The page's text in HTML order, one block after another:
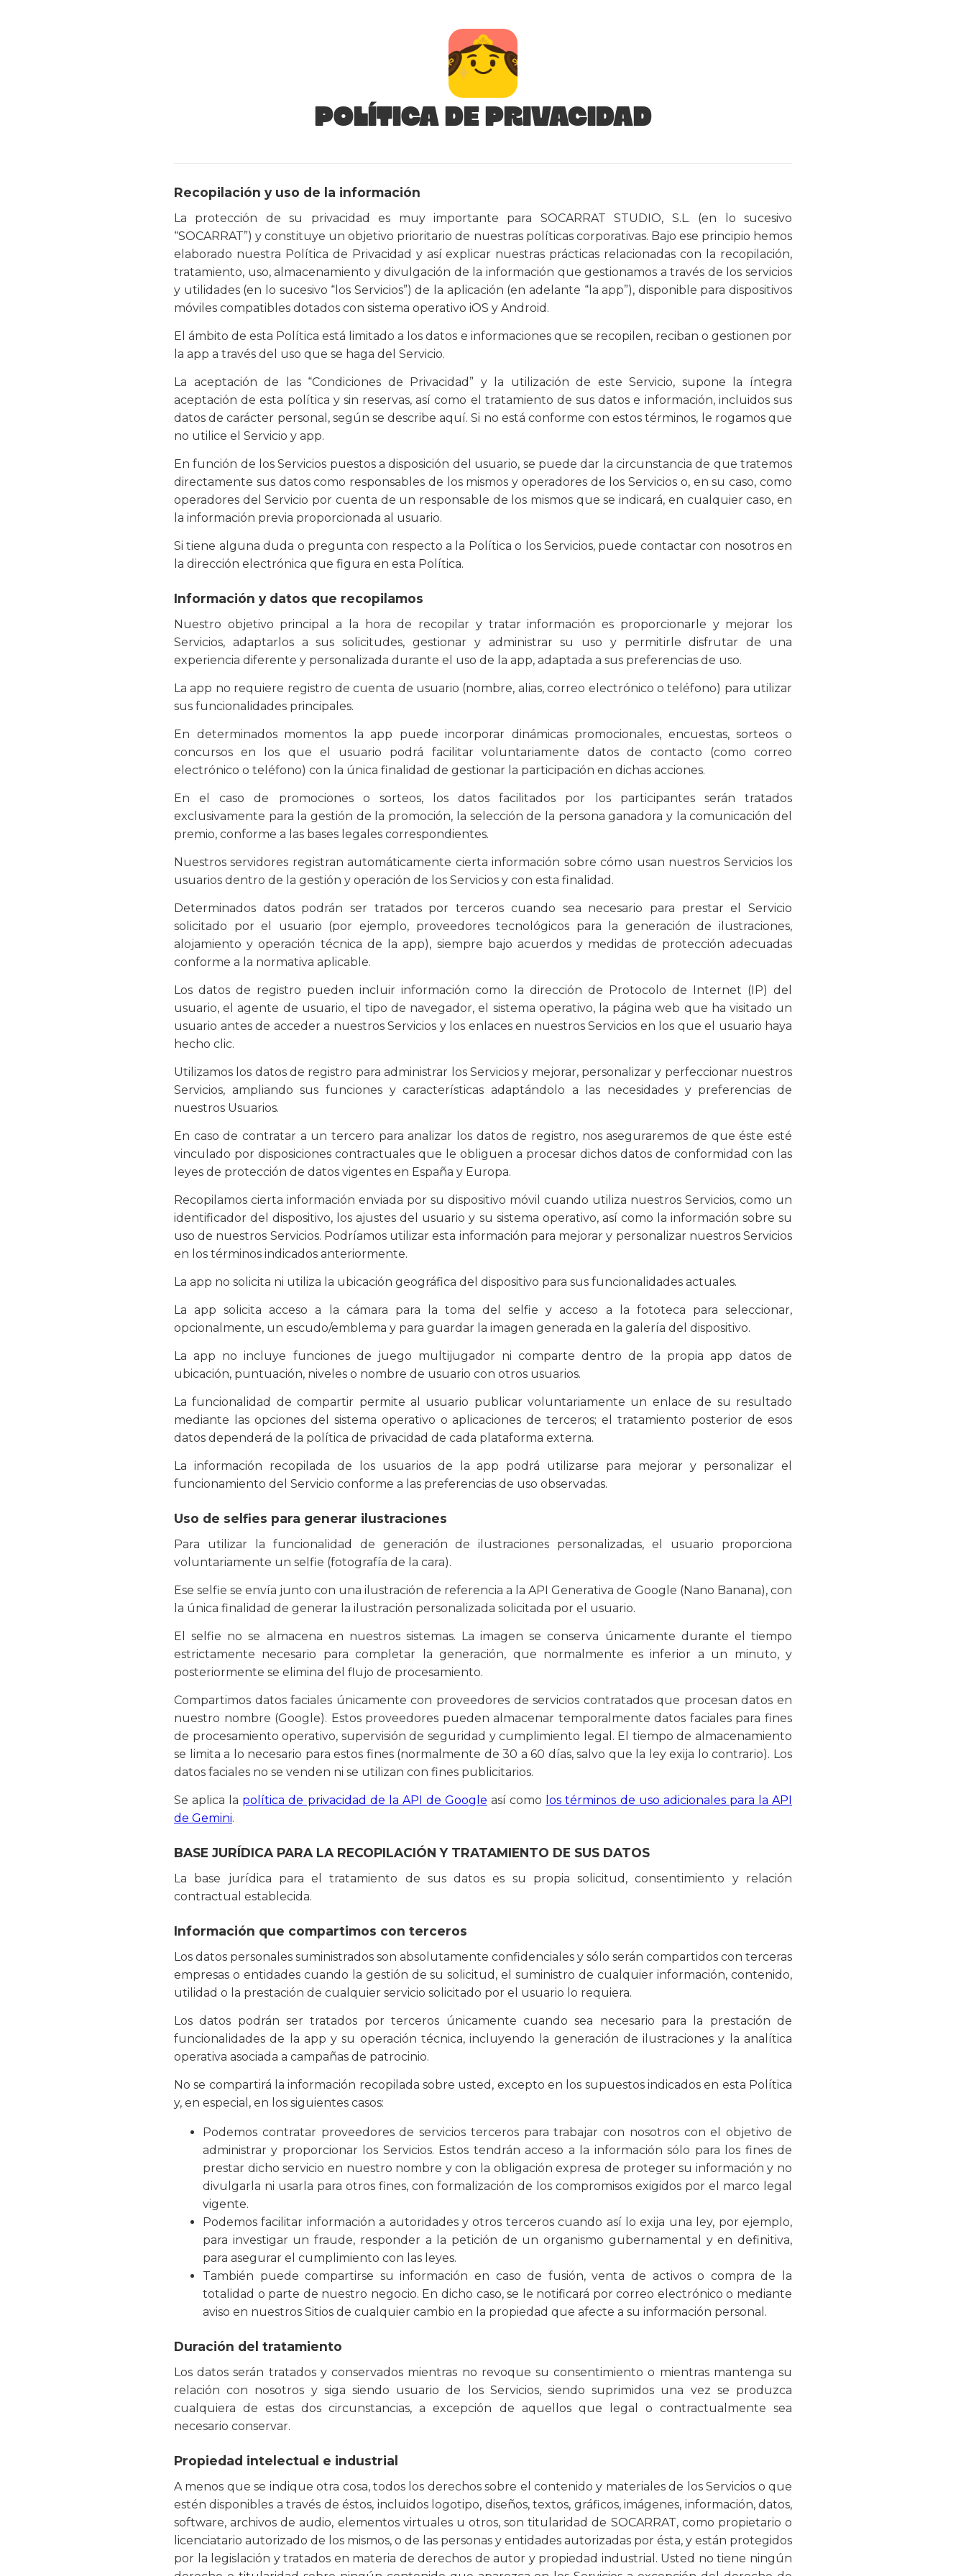
POLÍTICA DE PRIVACIDAD
Recopilación y uso de la información
La protección de su privacidad es muy importante para SOCARRAT STUDIO, S.L. (en lo sucesivo
“SOCARRAT”) y constituye un objetivo prioritario de nuestras políticas corporativas. Bajo ese principio hemos
elaborado nuestra Política de Privacidad y así explicar nuestras prácticas relacionadas con la recopilación,
tratamiento, uso, almacenamiento y divulgación de la información que gestionamos a través de los servicios
y utilidades (en lo sucesivo “los Servicios”) de la aplicación (en adelante “la app”), disponible para dispositivos
móviles compatibles dotados con sistema operativo iOS y Android.
El ámbito de esta Política está limitado a los datos e informaciones que se recopilen, reciban o gestionen por
la app a través del uso que se haga del Servicio.
La aceptación de las “Condiciones de Privacidad” y la utilización de este Servicio, supone la íntegra
aceptación de esta política y sin reservas, así como el tratamiento de sus datos e información, incluidos sus
datos de carácter personal, según se describe aquí. Si no está conforme con estos términos, le rogamos que
no utilice el Servicio y app.
En función de los Servicios puestos a disposición del usuario, se puede dar la circunstancia de que tratemos
directamente sus datos como responsables de los mismos y operadores de los Servicios o, en su caso, como
operadores del Servicio por cuenta de un responsable de los mismos que se indicará, en cualquier caso, en
la información previa proporcionada al usuario.
Si tiene alguna duda o pregunta con respecto a la Política o los Servicios, puede contactar con nosotros en
la dirección electrónica que figura en esta Política.
Información y datos que recopilamos
Nuestro objetivo principal a la hora de recopilar y tratar información es proporcionarle y mejorar los
Servicios, adaptarlos a sus solicitudes, gestionar y administrar su uso y permitirle disfrutar de una
experiencia diferente y personalizada durante el uso de la app, adaptada a sus preferencias de uso.
La app no requiere registro de cuenta de usuario (nombre, alias, correo electrónico o teléfono) para utilizar
sus funcionalidades principales.
En determinados momentos la app puede incorporar dinámicas promocionales, encuestas, sorteos o
concursos en los que el usuario podrá facilitar voluntariamente datos de contacto (como correo
electrónico o teléfono) con la única finalidad de gestionar la participación en dichas acciones.
En el caso de promociones o sorteos, los datos facilitados por los participantes serán tratados
exclusivamente para la gestión de la promoción, la selección de la persona ganadora y la comunicación del
premio, conforme a las bases legales correspondientes.
Nuestros servidores registran automáticamente cierta información sobre cómo usan nuestros Servicios los
usuarios dentro de la gestión y operación de los Servicios y con esta finalidad.
Determinados datos podrán ser tratados por terceros cuando sea necesario para prestar el Servicio
solicitado por el usuario (por ejemplo, proveedores tecnológicos para la generación de ilustraciones,
alojamiento y operación técnica de la app), siempre bajo acuerdos y medidas de protección adecuadas
conforme a la normativa aplicable.
Los datos de registro pueden incluir información como la dirección de Protocolo de Internet (IP) del
usuario, el agente de usuario, el tipo de navegador, el sistema operativo, la página web que ha visitado un
usuario antes de acceder a nuestros Servicios y los enlaces en nuestros Servicios en los que el usuario haya
hecho clic.
Utilizamos los datos de registro para administrar los Servicios y mejorar, personalizar y perfeccionar nuestros
Servicios, ampliando sus funciones y características adaptándolo a las necesidades y preferencias de
nuestros Usuarios.
En caso de contratar a un tercero para analizar los datos de registro, nos aseguraremos de que éste esté
vinculado por disposiciones contractuales que le obliguen a procesar dichos datos de conformidad con las
leyes de protección de datos vigentes en España y Europa.
Recopilamos cierta información enviada por su dispositivo móvil cuando utiliza nuestros Servicios, como un
identificador del dispositivo, los ajustes del usuario y su sistema operativo, así como la información sobre su
uso de nuestros Servicios. Podríamos utilizar esta información para mejorar y personalizar nuestros Servicios
en los términos indicados anteriormente.
La app no solicita ni utiliza la ubicación geográfica del dispositivo para sus funcionalidades actuales.
La app solicita acceso a la cámara para la toma del selfie y acceso a la fototeca para seleccionar,
opcionalmente, un escudo/emblema y para guardar la imagen generada en la galería del dispositivo.
La app no incluye funciones de juego multijugador ni comparte dentro de la propia app datos de
ubicación, puntuación, niveles o nombre de usuario con otros usuarios.
La funcionalidad de compartir permite al usuario publicar voluntariamente un enlace de su resultado
mediante las opciones del sistema operativo o aplicaciones de terceros; el tratamiento posterior de esos
datos dependerá de la política de privacidad de cada plataforma externa.
La información recopilada de los usuarios de la app podrá utilizarse para mejorar y personalizar el
funcionamiento del Servicio conforme a las preferencias de uso observadas.
Uso de selfies para generar ilustraciones
Para utilizar la funcionalidad de generación de ilustraciones personalizadas, el usuario proporciona
voluntariamente un selfie (fotografía de la cara).
Ese selfie se envía junto con una ilustración de referencia a la API Generativa de Google (Nano Banana), con
la única finalidad de generar la ilustración personalizada solicitada por el usuario.
El selfie no se almacena en nuestros sistemas. La imagen se conserva únicamente durante el tiempo
estrictamente necesario para completar la generación, que normalmente es inferior a un minuto, y
posteriormente se elimina del flujo de procesamiento.
Compartimos datos faciales únicamente con proveedores de servicios contratados que procesan datos en
nuestro nombre (Google). Estos proveedores pueden almacenar temporalmente datos faciales para fines
de procesamiento operativo, supervisión de seguridad y cumplimiento legal. El tiempo de almacenamiento
se limita a lo necesario para estos fines (normalmente de 30 a 60 días, salvo que la ley exija lo contrario). Los
datos faciales no se venden ni se utilizan con fines publicitarios.
Se aplica la política de privacidad de la API de Google así como los términos de uso adicionales para la API
de Gemini.
BASE JURÍDICA PARA LA RECOPILACIÓN Y TRATAMIENTO DE SUS DATOS
La base jurídica para el tratamiento de sus datos es su propia solicitud, consentimiento y relación
contractual establecida.
Información que compartimos con terceros
Los datos personales suministrados son absolutamente confidenciales y sólo serán compartidos con terceras
empresas o entidades cuando la gestión de su solicitud, el suministro de cualquier información, contenido,
utilidad o la prestación de cualquier servicio solicitado por el usuario lo requiera.
Los datos podrán ser tratados por terceros únicamente cuando sea necesario para la prestación de
funcionalidades de la app y su operación técnica, incluyendo la generación de ilustraciones y la analítica
operativa asociada a campañas de patrocinio.
No se compartirá la información recopilada sobre usted, excepto en los supuestos indicados en esta Política
y, en especial, en los siguientes casos:
Podemos contratar proveedores de servicios terceros para trabajar con nosotros con el objetivo de
administrar y proporcionar los Servicios. Estos tendrán acceso a la información sólo para los fines de
prestar dicho servicio en nuestro nombre y con la obligación expresa de proteger su información y no
divulgarla ni usarla para otros fines, con formalización de los compromisos exigidos por el marco legal
vigente.
Podemos facilitar información a autoridades y otros terceros cuando así lo exija una ley, por ejemplo,
para investigar un fraude, responder a la petición de un organismo gubernamental y en definitiva,
para asegurar el cumplimiento con las leyes.
También puede compartirse su información en caso de fusión, venta de activos o compra de la
totalidad o parte de nuestro negocio. En dicho caso, se le notificará por correo electrónico o mediante
aviso en nuestros Sitios de cualquier cambio en la propiedad que afecte a su información personal.
Duración del tratamiento
Los datos serán tratados y conservados mientras no revoque su consentimiento o mientras mantenga su
relación con nosotros y siga siendo usuario de los Servicios, siendo suprimidos una vez se produzca
cualquiera de estas dos circunstancias, a excepción de aquellos que legal o contractualmente sea
necesario conservar.
Propiedad intelectual e industrial
A menos que se indique otra cosa, todos los derechos sobre el contenido y materiales de los Servicios o que
estén disponibles a través de éstos, incluidos logotipo, diseños, textos, gráficos, imágenes, información, datos,
software, archivos de audio, elementos virtuales u otros, son titularidad de SOCARRAT, como propietario o
licenciatario autorizado de los mismos, o de las personas y entidades autorizadas por ésta, y están protegidos
por la legislación y tratados en materia de derechos de autor y propiedad industrial. Usted no tiene ningún